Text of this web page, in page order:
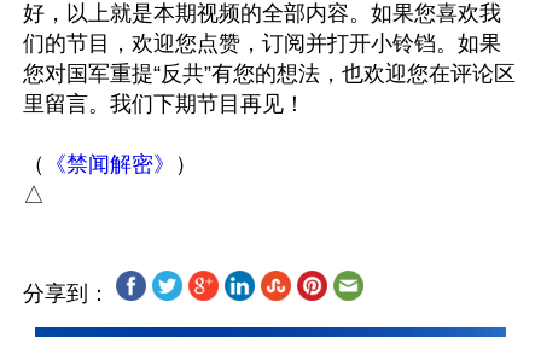
好，以上就是本期视频的全部内容。如果您喜欢我
们的节目，欢迎您点赞，订阅并打开小铃铛。如果
您对国军重提“反共”有您的想法，也欢迎您在评论区
里留言。我们下期节目再见！
（ 《禁闻解密》
）
分享到：